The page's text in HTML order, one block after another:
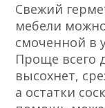
Свежий
мебели
смоченной в
Проще всего
высохнет,
а остатки